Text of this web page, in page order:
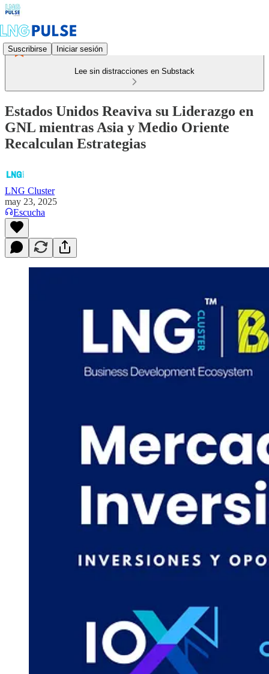
Suscribirse Iniciar sesión
Lee sin distracciones en Substack
Estados Unidos Reaviva su Liderazgo en
GNL mientras Asia y Medio Oriente
Recalculan Estrategias
LNG Cluster
may 23, 2025
Escucha